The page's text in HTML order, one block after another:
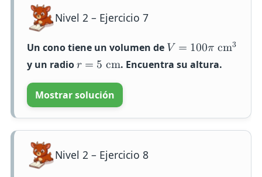
Nivel 2 – Ejercicio 7
Un cono tiene un volumen de 𝑉 = 100𝜋 cm3
y un radio𝑟 = 5 cm. Encuentra su altura.
Mostrar solución
Nivel 2 – Ejercicio 8